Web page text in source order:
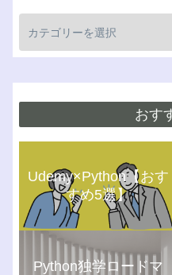
おす
Udemy×Python【おす
すめ5選】
Python独学ロードマ